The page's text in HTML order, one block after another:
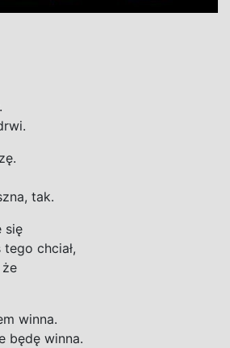
tak.
się
chciał,
winna.
będę winna.